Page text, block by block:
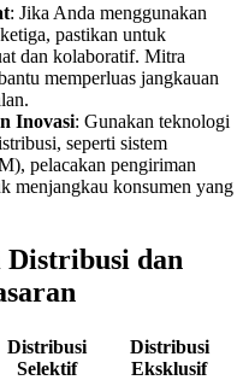
: Jika Anda menggunakan
pastikan untuk
dan kolaboratif. Mitra
memperluas jangkauan
Inovasi: Gunakan teknologi
seperti sistem
pelacakan pengiriman
menjangkau konsumen yang
Distribusi dan
Distribusi
Selektif
Distribusi
Eksklusif